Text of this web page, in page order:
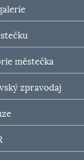
městečka
zpravodaj